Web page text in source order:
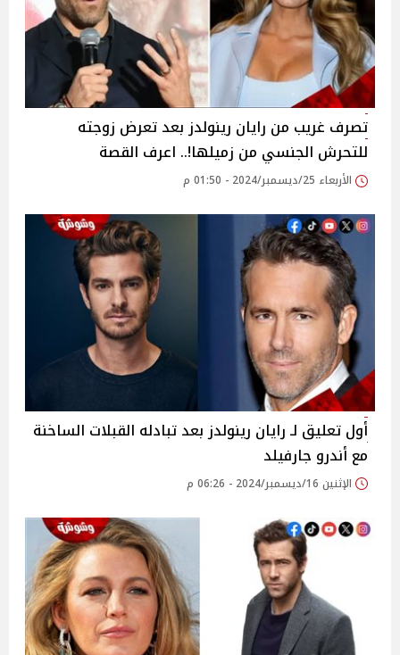
تصرف غريب من رايان رينولدز بعد تعرض زوجته
للتحرش الجنسي من زميلها!.. اعرف القصة
الأربعاء 25/ديسمبر/2024 - 01:50 م
أول تعليق لـ رايان رينولدز بعد تبادله القبلات الساخنة
مع أندرو جارفيلد
الإثنين 16/ديسمبر/2024 - 06:26 م